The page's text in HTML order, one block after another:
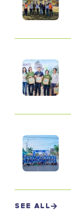
SEE ALL